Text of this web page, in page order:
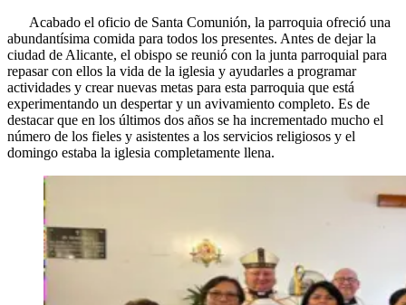
Acabado el oficio de Santa Comunión, la parroquia ofreció una
abundantísima comida para todos los presentes. Antes de dejar la
ciudad de Alicante, el obispo se reunió con la junta parroquial para
repasar con ellos la vida de la iglesia y ayudarles a programar
actividades y crear nuevas metas para esta parroquia que está
experimentando un despertar y un avivamiento completo. Es de
destacar que en los últimos dos años se ha incrementado mucho el
número de los fieles y asistentes a los servicios religiosos y el
domingo estaba la iglesia completamente llena.